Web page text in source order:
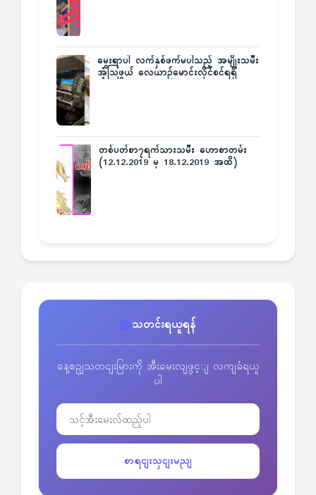
မွေးရာပါ လက်နှစ်ဖက်မပါသည့် အမျိုးသမီး
အံ့သြဖွယ် လေယာဉ်မောင်းလိုင်စင်ရရှိ
တစ်ပတ်စာ၇ရက်သားသမီး ဟောစာတမ်း
(12.12.2019 မှ 18.12.2019 အထိ)
သတင်းရယူရန်
နေ့စဥျသတငျးမြားကို အီးမေးလျဖွင့ျ လကျခံရယူ
ပါ
စာရငျးသှငျးမညျ